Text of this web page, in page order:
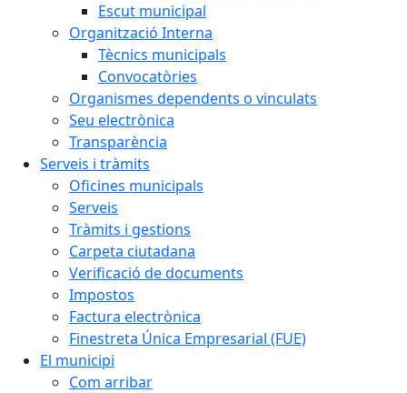
Escut municipal
Organització Interna
Tècnics municipals
Convocatòries
Organismes dependents o vinculats
Seu electrònica
Transparència
Serveis i tràmits
Oficines municipals
Serveis
Tràmits i gestions
Carpeta ciutadana
Verificació de documents
Impostos
Factura electrònica
Finestreta Única Empresarial (FUE)
El municipi
Com arribar